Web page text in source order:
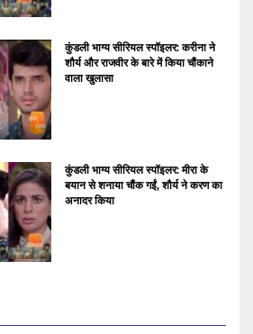
कुंडली भाग्य सीरियल स्पॉइलर: करीना ने
शौर्य और राजवीर के बारे में किया चौंकाने
वाला खुलासा
कुंडली भाग्य सीरियल स्पॉइलर: मीरा के
बयान से शनाया चौंक गईं, शौर्य ने करण का
अनादर किया